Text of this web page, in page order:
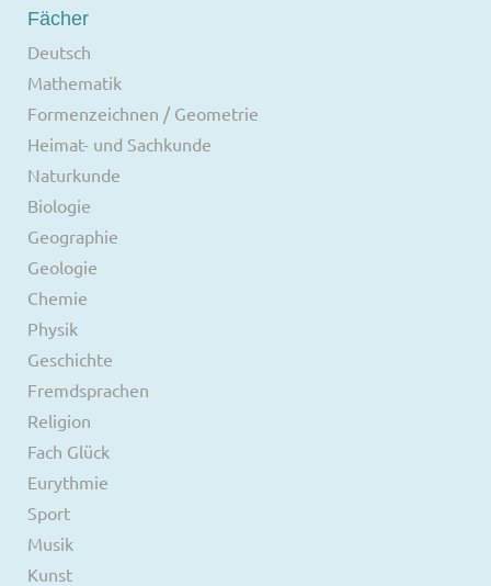
Fächer
Deutsch
Mathematik
Formenzeichnen / Geometrie
Heimat- und Sachkunde
Naturkunde
Biologie
Geographie
Geologie
Chemie
Physik
Geschichte
Fremdsprachen
Religion
Fach Glück
Eurythmie
Sport
Musik
Kunst